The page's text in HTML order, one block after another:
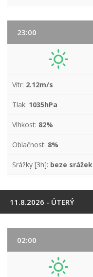
23:00
Vítr: 2.12m/s
Tlak: 1035hPa
Vlhkost: 82%
Oblačnost: 8%
Srážky [3h]: beze srážek
11.8.2026 - ÚTERÝ
02:00